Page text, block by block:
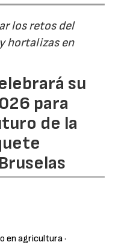
los retos del
hortalizas en
su
para
de la
en agricultura·